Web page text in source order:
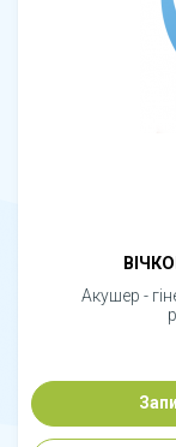
Акушер -